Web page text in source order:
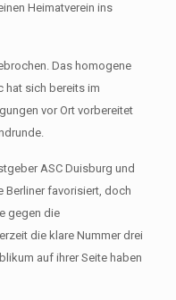
Heimatverein ins
Das homogene
hat sich bereits im
vor Ort vorbereitet
ASC Duisburg und
Berliner favorisiert, doch
gegen die
die klare Nummer drei
auf ihrer Seite haben